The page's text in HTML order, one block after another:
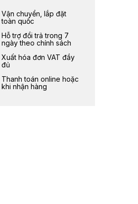
Vận chuyển, lắp đặt
toàn quốc
Hỗ trợ đổi trả trong 7
ngày theo chính sách
Xuất hóa đơn VAT đầy
đủ
Thanh toán online hoặc
khi nhận hàng